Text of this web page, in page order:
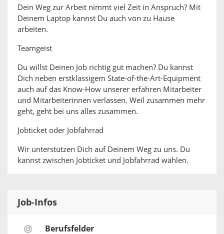
Dein Weg zur Arbeit nimmt viel Zeit in Anspruch? Mit
Deinem Laptop kannst Du auch von zu Hause
arbeiten.
Teamgeist
Du willst Deinen Job richtig gut machen? Du kannst
Dich neben erstklassigem State-of-the-Art-Equipment
auch auf das Know-How unserer erfahren Mitarbeiter
und Mitarbeiterinnen verlassen. Weil zusammen mehr
geht, geht bei uns alles zusammen.
Jobticket oder Jobfahrrad
Wir unterstützen Dich auf Deinem Weg zu uns. Du
kannst zwischen Jobticket und Jobfahrrad wählen.
Job-Infos
Berufsfelder